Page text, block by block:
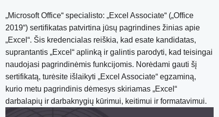
„Microsoft Office“ specialisto: „Excel Associate“ („Office
2019“) sertifikatas patvirtina jūsų pagrindines žinias apie
„Excel“. Šis kredencialas reiškia, kad esate kandidatas,
suprantantis „Excel“ aplinką ir galintis parodyti, kad teisingai
naudojasi pagrindinėmis funkcijomis. Norėdami gauti šį
sertifikatą, turėsite išlaikyti „Excel Associate“ egzaminą,
kurio metu pagrindinis dėmesys skiriamas „Excel“
darbalapių ir darbaknygių kūrimui, keitimui ir formatavimui.